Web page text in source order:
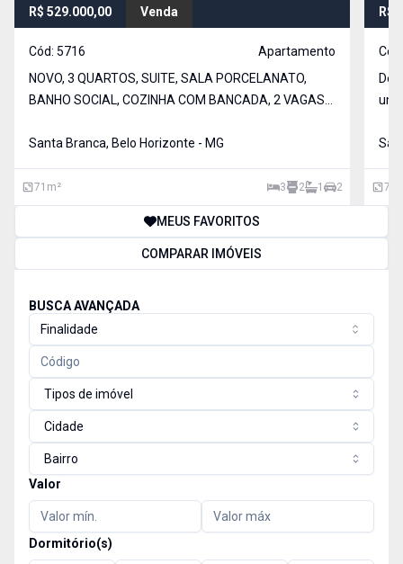
R$ 529.000,00 Venda
Cód: 5716
Apartamento
NOVO, 3 QUARTOS, SUITE, SALA PORCELANATO,
BANHO SOCIAL, COZINHA COM BANCADA, 2 VAGAS
ELETRÔNICA COM TAGS.
Santa Branca, Belo Horizonte - MG
71 m² 3 2 1 2
R$
78
MEUS FAVORITOS
COMPARAR IMÓVEIS
BUSCA AVANÇADA
Finalidade
Tipos de imóvel
Cidade
Bairro
Valor
Dormitório(s)